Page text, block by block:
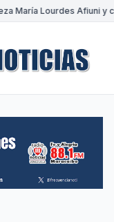
María Lourdes Afiuni y